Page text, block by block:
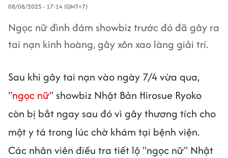
08/08/2025 - 17:14 (GMT+7)
Ngọc nữ đình đám showbiz trước đó đã gây ra
tai nạn kinh hoàng, gây xôn xao làng giải trí.
Sau khi gây tai nạn vào ngày 7/4 vừa qua,
"ngọc nữ" showbiz Nhật Bản Hirosue Ryoko
còn bị bắt ngay sau đó vì gây thương tích cho
một y tá trong lúc chờ khám tại bệnh viện.
Các nhân viên điều tra tiết lộ "ngọc nữ" Nhật